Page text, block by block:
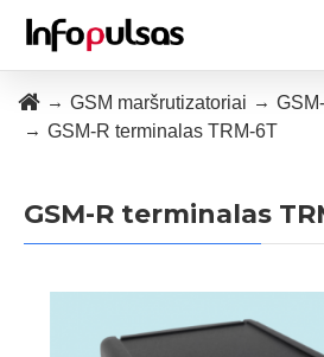
GSM maršrutizatoriai
GSM-R terminalas TRM-6T
GSM-R terminalas